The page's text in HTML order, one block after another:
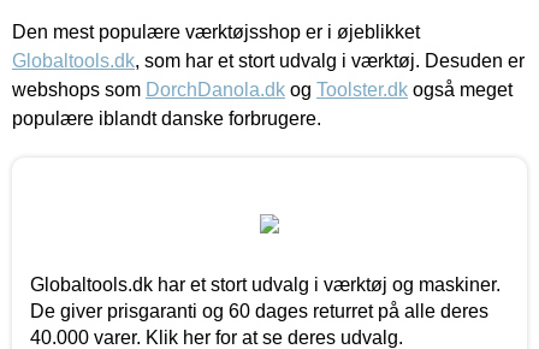
Den mest populære værktøjsshop er i øjeblikket
Globaltools.dk, som har et stort udvalg i værktøj. Desuden er
webshops som DorchDanola.dk og Toolster.dk også meget
populære iblandt danske forbrugere.
Globaltools.dk har et stort udvalg i værktøj og maskiner.
De giver prisgaranti og 60 dages returret på alle deres
40.000 varer. Klik her for at se deres udvalg.